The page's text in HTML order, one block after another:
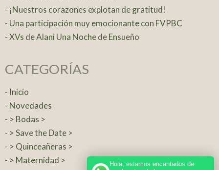
- ¡Nuestros corazones explotan de gratitud!
- Una participación muy emocionante con FVPBC
- XVs de Alani Una Noche de Ensueño
CATEGORÍAS
- Inicio
- Novedades
- > Bodas >
- > Save the Date >
- > Quinceañeras >
- > Maternidad >
Hola, estamos encantados de